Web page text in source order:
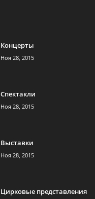
Концерты
Ноя 28, 2015
Спектакли
Ноя 28, 2015
Выставки
Ноя 28, 2015
Цирковые представления